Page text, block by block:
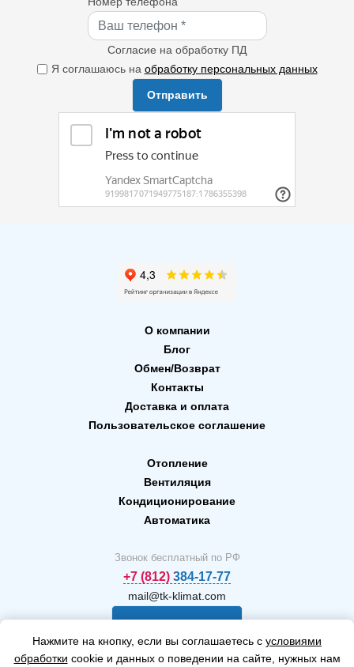
Согласие на обработку ПД
Я соглашаюсь на обработку персональных данных
Отправить
О компании
Блог
Обмен/Возврат
Контакты
Доставка и оплата
Пользовательское соглашение
Отопление
Вентиляция
Кондиционирование
Автоматика
Звонок бесплатный по РФ
+7 (812) 384-17-77
mail@tk-klimat.com
Заказать
звонок
Нажмите на кнопку, если вы соглашаетесь с условиями
обработки cookie и данных о поведении на сайте, нужных нам